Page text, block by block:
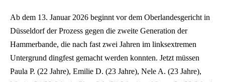
Ab dem 13. Januar 2026 beginnt vor dem Oberlandesgericht in
Düsseldorf der Prozess gegen die zweite Generation der
Hammerbande, die nach fast zwei Jahren im linksextremen
Untergrund dingfest gemacht werden konnten. Jetzt müssen
Paula P. (22 Jahre), Emilie D. (23 Jahre), Nele A. (23 Jahre),